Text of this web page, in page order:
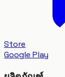
Store
Google Play